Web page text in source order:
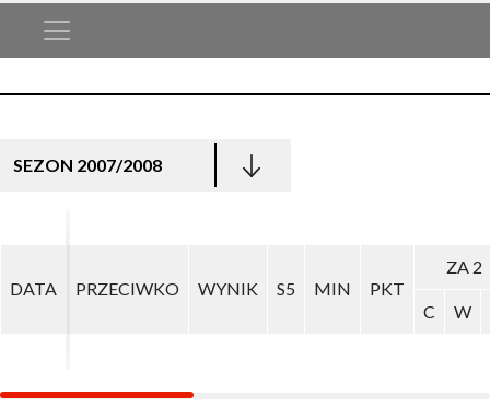
SEZON 2007/2008
DATA PRZECIWKO WYNIK S5 MIN PKT
ZA 2
C W
DATA PRZECIWKO WYNIK S5 MIN PKT
ZA 2
C W